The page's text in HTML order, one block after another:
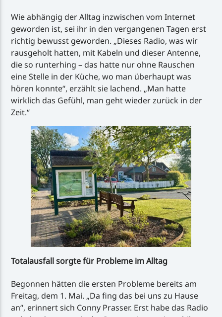
Wie abhängig der Alltag inzwischen vom Internet
geworden ist, sei ihr in den vergangenen Tagen erst
richtig bewusst geworden. „Dieses Radio, was wir
rausgeholt hatten, mit Kabeln und dieser Antenne,
die so runterhing – das hatte nur ohne Rauschen
eine Stelle in der Küche, wo man überhaupt was
hören konnte“, erzählt sie lachend. „Man hatte
wirklich das Gefühl, man geht wieder zurück in der
Zeit.“
Totalausfall sorgte für Probleme im Alltag
Begonnen hätten die ersten Probleme bereits am
Freitag, dem 1. Mai. „Da fing das bei uns zu Hause
an“, erinnert sich Conny Prasser. Erst habe das Radio